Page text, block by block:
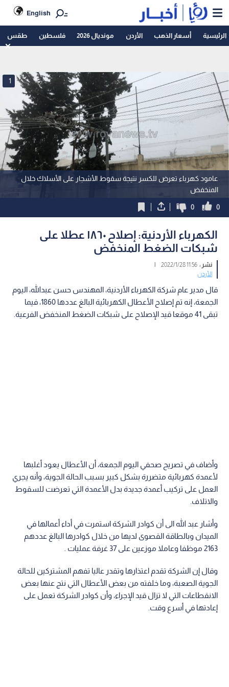
English
الرئيسية أسعار الذهب الأردن مونديال 2026 فلسطين طقس
عامود كهرباء تعرض للكسر نتيجة سقوط الأشجار على الأسلاك خلال
المنخفض
1
0
0
الكهرباء الأردنية: إصلاح ١٨٦٠ عطلا على
شبكات الضغط المنخفض
نشر :11:56 2022/1/28
|
الأردن
قال مدير عام شركة الكهرباء الأردنية، المهندس حسن عبدالله، اليوم
الجمعة، إنه تم إصلاح الأعطال الكهربائية البالغ عددها 1860، فيما
تبقى 41 موقعا قيد الإصلاح على شبكات الضغط المنخفض الفرعية.
وأضاف في تصريح صحفي اليوم الجمعة، أن الأعطال يعود أغلبها
لأعمدة كهربائية متضررة بشكل كبير بسبب الحالة الجوية، وأنه يجري
العمل على تركيب أعمدة جديدة بدل الأعمدة التي تعرضت للسقوط
والاتلاف.
وأشار عبد الله الى أن كوادر الشركة استمرت في أداء أعمالها في
الميدان وبالطاقة القصوى لديها من خلال كوادرها البالغ عددهم
2163 موظفا وعاملا موزعين على 37 غرفة عمليات .
وقال إن الشركة تقدم اعتذارها وتقدر عاليا تفهم المشتركين للحالة
الجوية الصعبة، وما خلفته من بعض الأعطال التي نتج عنها بعض
الانقطاعات التي لا تزال قيد الإجراء، وأن كوادر الشركة تعمل على
إعادتها في أسرع وقت.